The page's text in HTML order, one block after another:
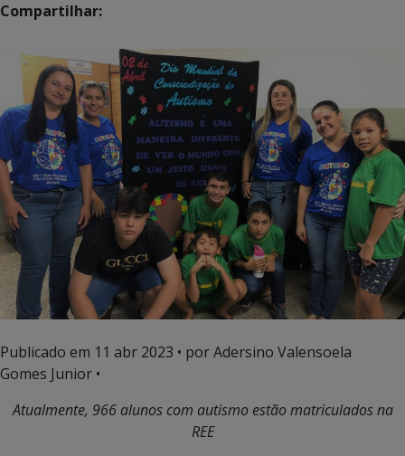
Compartilhar:
Publicado em 11 abr 2023 • por Adersino Valensoela
Gomes Junior •
Atualmente, 966 alunos com autismo estão matriculados na
REE